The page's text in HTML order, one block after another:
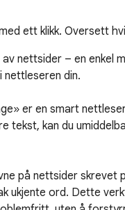
ett klikk. Oversett
nettsider – en enkel
din.
tekst, kan du
ukjente ord. Dette